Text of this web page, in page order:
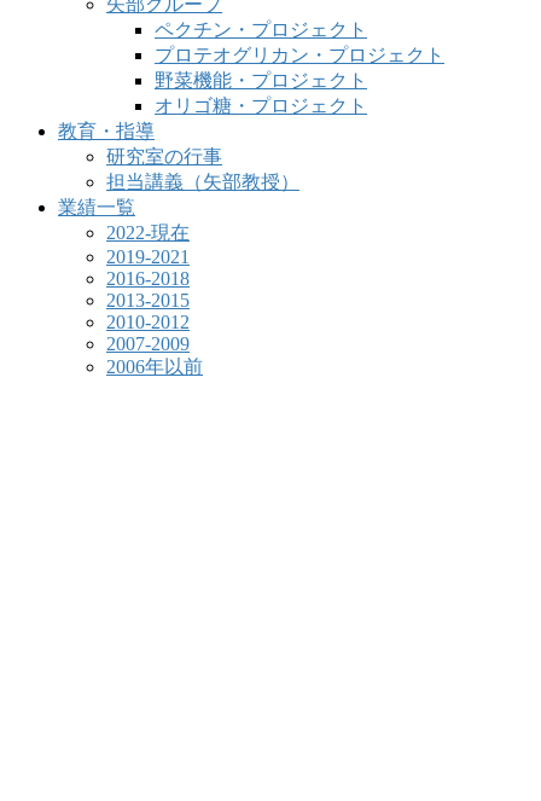
ペクチン・プロジェクト
プロテオグリカン・プロジェクト
野菜機能・プロジェクト
オリゴ糖・プロジェクト
教育・指導
研究室の行事
担当講義（矢部教授）
業績一覧
2022-現在
2019-2021
2016-2018
2013-2015
2010-2012
2007-2009
2006年以前